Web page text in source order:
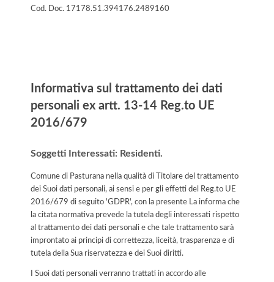
Cod. Doc. 17178.51.394176.2489160
Informativa sul trattamento dei dati
personali ex artt. 13-14 Reg.to UE
2016/679
Soggetti Interessati: Residenti.
Comune di Pasturana nella qualità di Titolare del trattamento
dei Suoi dati personali, ai sensi e per gli effetti del Reg.to UE
2016/679 di seguito 'GDPR', con la presente La informa che
la citata normativa prevede la tutela degli interessati rispetto
al trattamento dei dati personali e che tale trattamento sarà
improntato ai principi di correttezza, liceità, trasparenza e di
tutela della Sua riservatezza e dei Suoi diritti.
I Suoi dati personali verranno trattati in accordo alle